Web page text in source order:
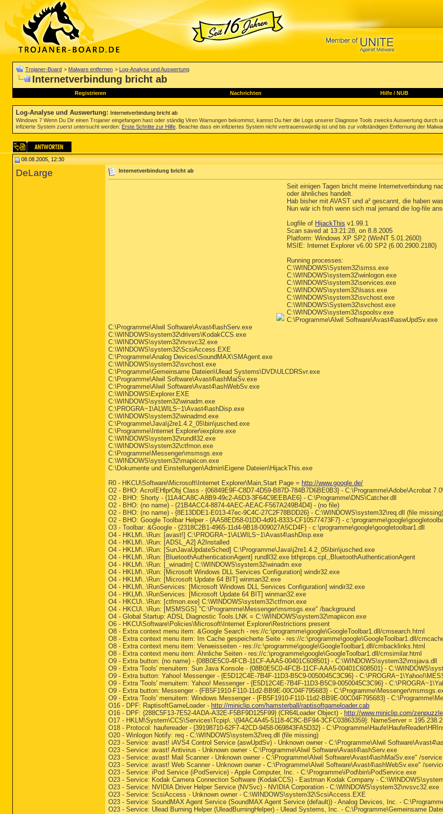
Trojaner-Board > Malware entfernen > Log-Analyse und Auswertung
Internetverbindung bricht ab
Registrieren Nachrichten Hilfe/ NUB
Log-Analyse und Auswertung: Internetverbindung bricht ab
Windows 7 Wenn Du Dir einen Trojaner eingefangen hast oder ständig Viren Warnungen bekommst, kannst Du hier die Logs unserer Diagnose Tools zwecks Auswertung
infizierte System zuerst untersucht werden: Erste Schritte zur Hilfe . Beachte dass ein infiziertes System nicht vertrauenswürdig ist und bis zur vollständigen Entfernung der
08.08.2005, 12:30
DeLarge Internetverbindung bricht ab
Seit einigen Tagen bricht meine Internetverbindung
oder ähnliches handelt.
Hab bisher mit AVAST und a² gescannt, die haben
Nun wär ich froh wenn sich mal jemand die log-file
Logfile of HijackThis v1.99.1
Scan saved at 13:21:28, on 8.8.2005
Platform: Windows XP SP2 (WinNT 5.01.2600)
MSIE: Internet Explorer v6.00 SP2 (6.00.2900.2180)
Running processes:
C:\WINDOWS\System32\smss.exe
C:\WINDOWS\system32\winlogon.exe
C:\WINDOWS\system32\services.exe
C:\WINDOWS\system32\lsass.exe
C:\WINDOWS\system32\svchost.exe
C:\WINDOWS\System32\svchost.exe
C:\WINDOWS\system32\spoolsv.exe
C:\Programme\Alwil Software\Avast4\aswUpdSv.exe
C:\Programme\Alwil Software\Avast4\ashServ.exe
C:\WINDOWS\system32\drivers\KodakCCS.exe
C:\WINDOWS\system32\nvsvc32.exe
C:\WINDOWS\system32\ScsiAccess.EXE
C:\Programme\Analog Devices\SoundMAX\SMAgent.exe
C:\WINDOWS\system32\svchost.exe
C:\Programme\Gemeinsame Dateien\Ulead Systems\DVD\ULCDRSvr.exe
C:\Programme\Alwil Software\Avast4\ashMaiSv.exe
C:\Programme\Alwil Software\Avast4\ashWebSv.exe
C:\WINDOWS\Explorer.EXE
C:\WINDOWS\system32\winadm.exe
C:\PROGRA~1\ALWILS~1\Avast4\ashDisp.exe
C:\WINDOWS\system32\winadmd.exe
C:\Programme\Java\j2re1.4.2_05\bin\jusched.exe
C:\Programme\Internet Explorer\iexplore.exe
C:\WINDOWS\system32\rundll32.exe
C:\WINDOWS\system32\ctfmon.exe
C:\Programme\Messenger\msmsgs.exe
C:\WINDOWS\system32\mapiicon.exe
C:\Dokumente und Einstellungen\Admin\Eigene Dateien\HijackThis.exe
R0 - HKCU\Software\Microsoft\Internet Explorer\Main,Start Page = http://www.google.de/
O2 - BHO: AcroIEHlprObj Class - {06849E9F-C8D7-4D59-B87D-784B7D6BE0B3} - C:\Programme\Adobe\Acrobat
O2 - BHO: Shorty - {11A4CA8C-A8B9-49c2-A6D3-3F64C9EEBAE6} - C:\Programme\DNS\Catcher.dll
O2 - BHO: (no name) - {21B4ACC4-8874-4AEC-AEAC-F567A249B4D4} - (no file)
O2 - BHO: (no name) - {8E13DDE1-E013-47ec-9C4C-27C2F78BDD26} - C:\WINDOWS\system32\req.dll (file missing)
O2 - BHO: Google Toolbar Helper - {AA58ED58-01DD-4d91-8333-CF10577473F7} -
O3 - Toolbar: &Google - {2318C2B1-4965-11d4-9B18-009027A5CD4F} - c:\programme\google\googletoolbar1.dll
O4 - HKLM\..\Run: [avast!] C:\PROGRA~1\ALWILS~1\Avast4\ashDisp.exe
O4 - HKLM\..\Run: [ADSL_A2] A2Installed
O4 - HKLM\..\Run: [SunJavaUpdateSched] C:\Programme\Java\j2re1.4.2_05\bin\jusched.exe
O4 - HKLM\..\Run: [BluetoothAuthenticationAgent] rundll32.exe bthprops.cpl,,BluetoothAuthenticationAgent
O4 - HKLM\..\Run: [_winadm] C:\WINDOWS\system32\winadm.exe
O4 - HKLM\..\Run: [Microsoft Windows DLL Services Configuration] windir32.exe
O4 - HKLM\..\Run: [Microsoft Update 64 BIT] winman32.exe
O4 - HKLM\..\RunServices: [Microsoft Windows DLL Services Configuration] windir32.exe
O4 - HKLM\..\RunServices: [Microsoft Update 64 BIT] winman32.exe
O4 - HKCU\..\Run: [ctfmon.exe] C:\WINDOWS\system32\ctfmon.exe
O4 - HKCU\..\Run: [MSMSGS] "C:\Programme\Messenger\msmsgs.exe" /background
O4 - Global Startup: ADSL Diagnostic Tools.LNK = C:\WINDOWS\system32\mapiicon.exe
O6 - HKCU\Software\Policies\Microsoft\Internet Explorer\Restrictions present
O8 - Extra context menu item: &Google Search - res://c:\programme\google\GoogleToolbar1.dll/cmsearch.html
O8 - Extra context menu item: Im Cache gespeicherte Seite - res://c:\programme\google\GoogleToolbar1.dll/
O8 - Extra context menu item: Verweisseiten - res://c:\programme\google\GoogleToolbar1.dll/cmbacklinks.html
O8 - Extra context menu item: Ähnliche Seiten - res://c:\programme\google\GoogleToolbar1.dll/cmsimilar.html
O9 - Extra button: (no name) - {08B0E5C0-4FCB-11CF-AAA5-00401C608501} - C:\WINDOWS\system32\msjava.dll
O9 - Extra 'Tools' menuitem: Sun Java Konsole - {08B0E5C0-4FCB-11CF-AAA5-00401C608501} -
O9 - Extra button: Yahoo! Messenger - {E5D12C4E-7B4F-11D3-B5C9-0050045C3C96} -
O9 - Extra 'Tools' menuitem: Yahoo! Messenger - {E5D12C4E-7B4F-11D3-B5C9-0050045C3C96} -
O9 - Extra button: Messenger - {FB5F1910-F110-11d2-BB9E-00C04F795683} -
O9 - Extra 'Tools' menuitem: Windows Messenger - {FB5F1910-F110-11d2-BB9E-00C04F795683} -
O16 - DPF: RaptisoftGameLoader - http://miniclip.com/hamsterball/raptisoftgameloader.cab
O16 - DPF: {288C5F13-7E52-4ADA-A32E-F5BF9D125F99} (CR64Loader Object) - http://www.miniclip.com/
O17 - HKLM\System\CCS\Services\Tcpip\..\{94AC4A45-5118-4C8C-BF94-3CFC03863359}: NameServer =
O18 - Protocol: haufereader - {39198710-62F7-42CD-9458-069843FA5D32} -
O20 - Winlogon Notify: req - C:\WINDOWS\system32\req.dll (file missing)
O23 - Service: avast! iAVS4 Control Service (aswUpdSv) - Unknown owner - C:\Programme\Alwil
O23 - Service: avast! Antivirus - Unknown owner - C:\Programme\Alwil Software\Avast4\ashServ.exe
O23 - Service: avast! Mail Scanner - Unknown owner - C:\Programme\Alwil Software\Avast4\ashMaiSv.exe" /
O23 - Service: avast! Web Scanner - Unknown owner - C:\Programme\Alwil Software\Avast4\ashWebSv.exe" /
O23 - Service: iPod Service (iPodService) - Apple Computer, Inc. - C:\Programme\iPod\bin\iPodService.exe
O23 - Service: Kodak Camera Connection Software (KodakCCS) - Eastman Kodak Company -
O23 - Service: NVIDIA Driver Helper Service (NVSvc) - NVIDIA Corporation - C:\WINDOWS\system32\nvsvc32.exe
O23 - Service: ScsiAccess - Unknown owner - C:\WINDOWS\system32\ScsiAccess.EXE
O23 - Service: SoundMAX Agent Service (SoundMAX Agent Service (default)) - Analog Devices, Inc. -
O23 - Service: Ulead Burning Helper (UleadBurningHelper) - Ulead Systems, Inc. - C:\Programme\Gemeinsame